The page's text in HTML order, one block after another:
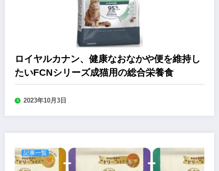
ロイヤルカナン、健康なおなかや便を維持し
たいFCNシリーズ成猫用の総合栄養食
2023年10月3日
記事一覧